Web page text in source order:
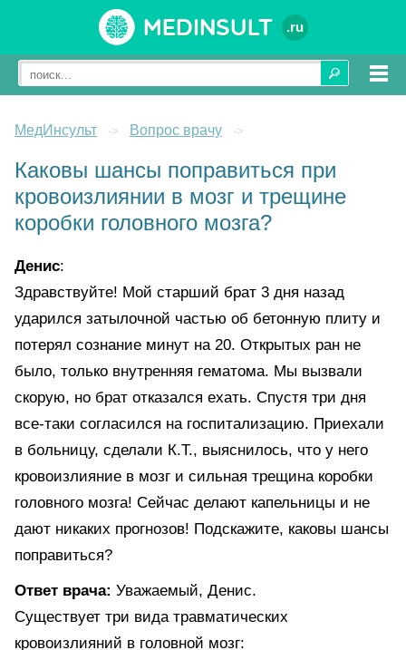
Medinsult .ru
МедИнсульт -> Вопрос врачу ->
Каковы шансы поправиться при
кровоизлиянии в мозг и трещине
коробки головного мозга?
Денис:
Здравствуйте! Мой старший брат 3 дня назад
ударился затылочной частью об бетонную плиту и
потерял сознание минут на 20. Открытых ран не
было, только внутренняя гематома. Мы вызвали
скорую, но брат отказался ехать. Спустя три дня
все-таки согласился на госпитализацию. Приехали
в больницу, сделали К.Т., выяснилось, что у него
кровоизлияние в мозг и сильная трещина коробки
головного мозга! Сейчас делают капельницы и не
дают никаких прогнозов! Подскажите, каковы шансы
поправиться?
Ответ врача: Уважаемый, Денис.
Существует три вида травматических
кровоизлияний в головной мозг: